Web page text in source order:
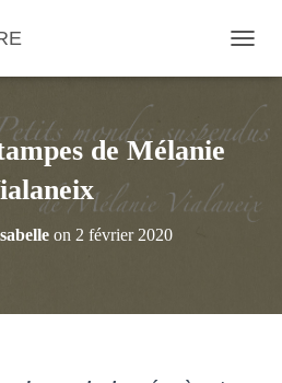
U
R
I
F
E
de Mélanie
on 2 février 2020